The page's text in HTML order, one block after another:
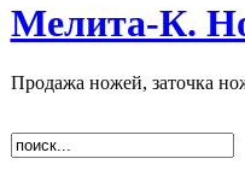
Мелита-К.
Продажа ножей, заточка